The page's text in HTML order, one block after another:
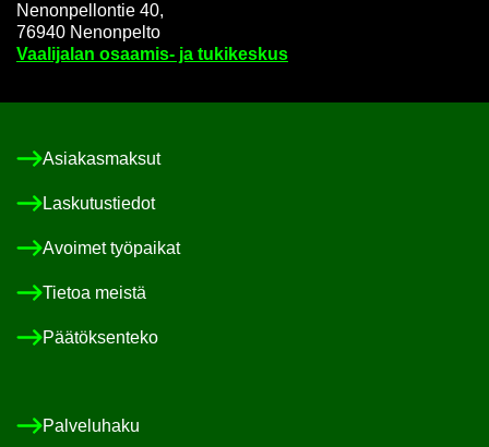
Ne­non­pel­lon­tie 40,
76940 Ne­non­pel­to
Vaa­li­ja­lan osaamis-​ ja tu­ki­kes­kus
Asia­kas­mak­sut
Las­ku­tus­tie­dot
Avoi­met työ­pai­kat
Tie­toa meis­tä
Pää­tök­sen­te­ko
Pal­ve­lu­ha­ku